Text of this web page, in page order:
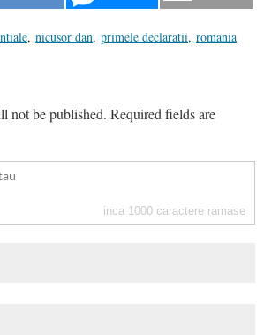
, nicusor dan, primele declaratii, romania
not be published. Required fields are
inca 1000 caractere ramase